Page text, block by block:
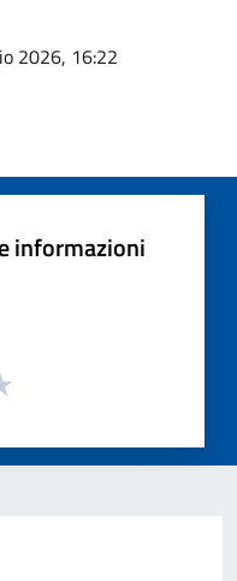
2026, 16:22
informazioni